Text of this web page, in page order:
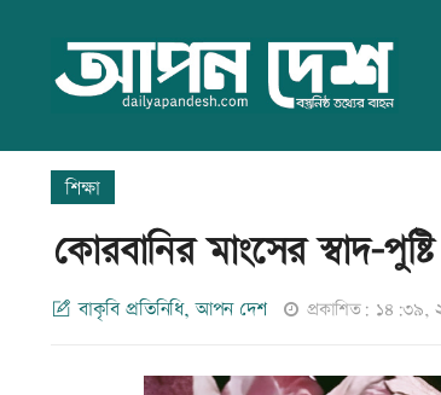
শিক্ষা
কোরবানির মাংসের স্বাদ-
বাকৃবি প্রতিনিধি, আপন দেশ প্রকাশিত: ১৪:৩৯,